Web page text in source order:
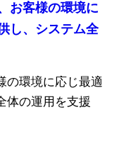
お客様の環境に
し​、システム全
の環境に応じ最適
体の運用を支援